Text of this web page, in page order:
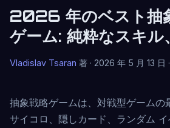
2026 年のベスト抽
ゲーム: 純粋なスキル
Vladislav Tsaran 著 · 2026 年 5 月 13 日
抽象戦略ゲームは、対戦型ゲームの
サイコロ、隠しカード、ランダム